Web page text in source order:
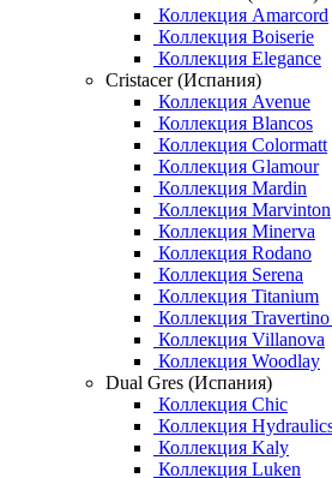
Коллекция Amarcord
Коллекция Boiserie
Коллекция Elegance
Cristacer (Испания)
Коллекция Avenue
Коллекция Blancos
Коллекция Colormatt
Коллекция Glamour
Коллекция Mardin
Коллекция Marvinton
Коллекция Minerva
Коллекция Rodano
Коллекция Serena
Коллекция Titanium
Коллекция
Коллекция Villanova
Коллекция Woodlay
Dual Gres (Испания)
Коллекция Chic
Коллекция
Коллекция Kaly
Коллекция Luken